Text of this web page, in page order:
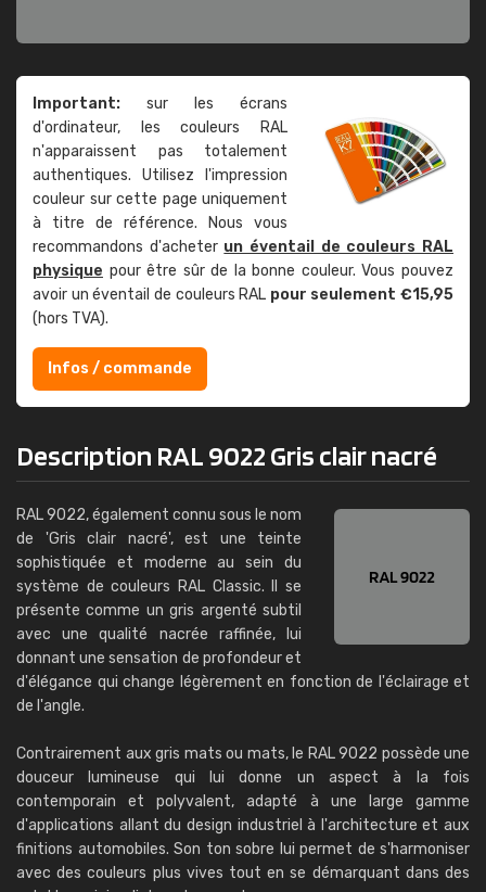
Important: sur les écrans
d'ordinateur, les couleurs RAL
n'apparaissent pas totalement
authentiques. Utilisez l'impression
couleur sur cette page uniquement
à titre de référence. Nous vous
recommandons d'acheter un éventail de couleurs RAL
physique pour être sûr de la bonne couleur. Vous pouvez
avoir un éventail de couleurs RAL pour seulement €15,95
(hors TVA).
Infos / commande
Description RAL 9022 Gris clair nacré
RAL 9022, également connu sous le nom
de 'Gris clair nacré', est une teinte
sophistiquée et moderne au sein du
système de couleurs RAL Classic. Il se
présente comme un gris argenté subtil
avec une qualité nacrée raffinée, lui
donnant une sensation de profondeur et
d'élégance qui change légèrement en fonction de l'éclairage et
de l'angle.
Contrairement aux gris mats ou mats, le RAL 9022 possède une
douceur lumineuse qui lui donne un aspect à la fois
contemporain et polyvalent, adapté à une large gamme
d'applications allant du design industriel à l'architecture et aux
finitions automobiles. Son ton sobre lui permet de s'harmoniser
avec des couleurs plus vives tout en se démarquant dans des